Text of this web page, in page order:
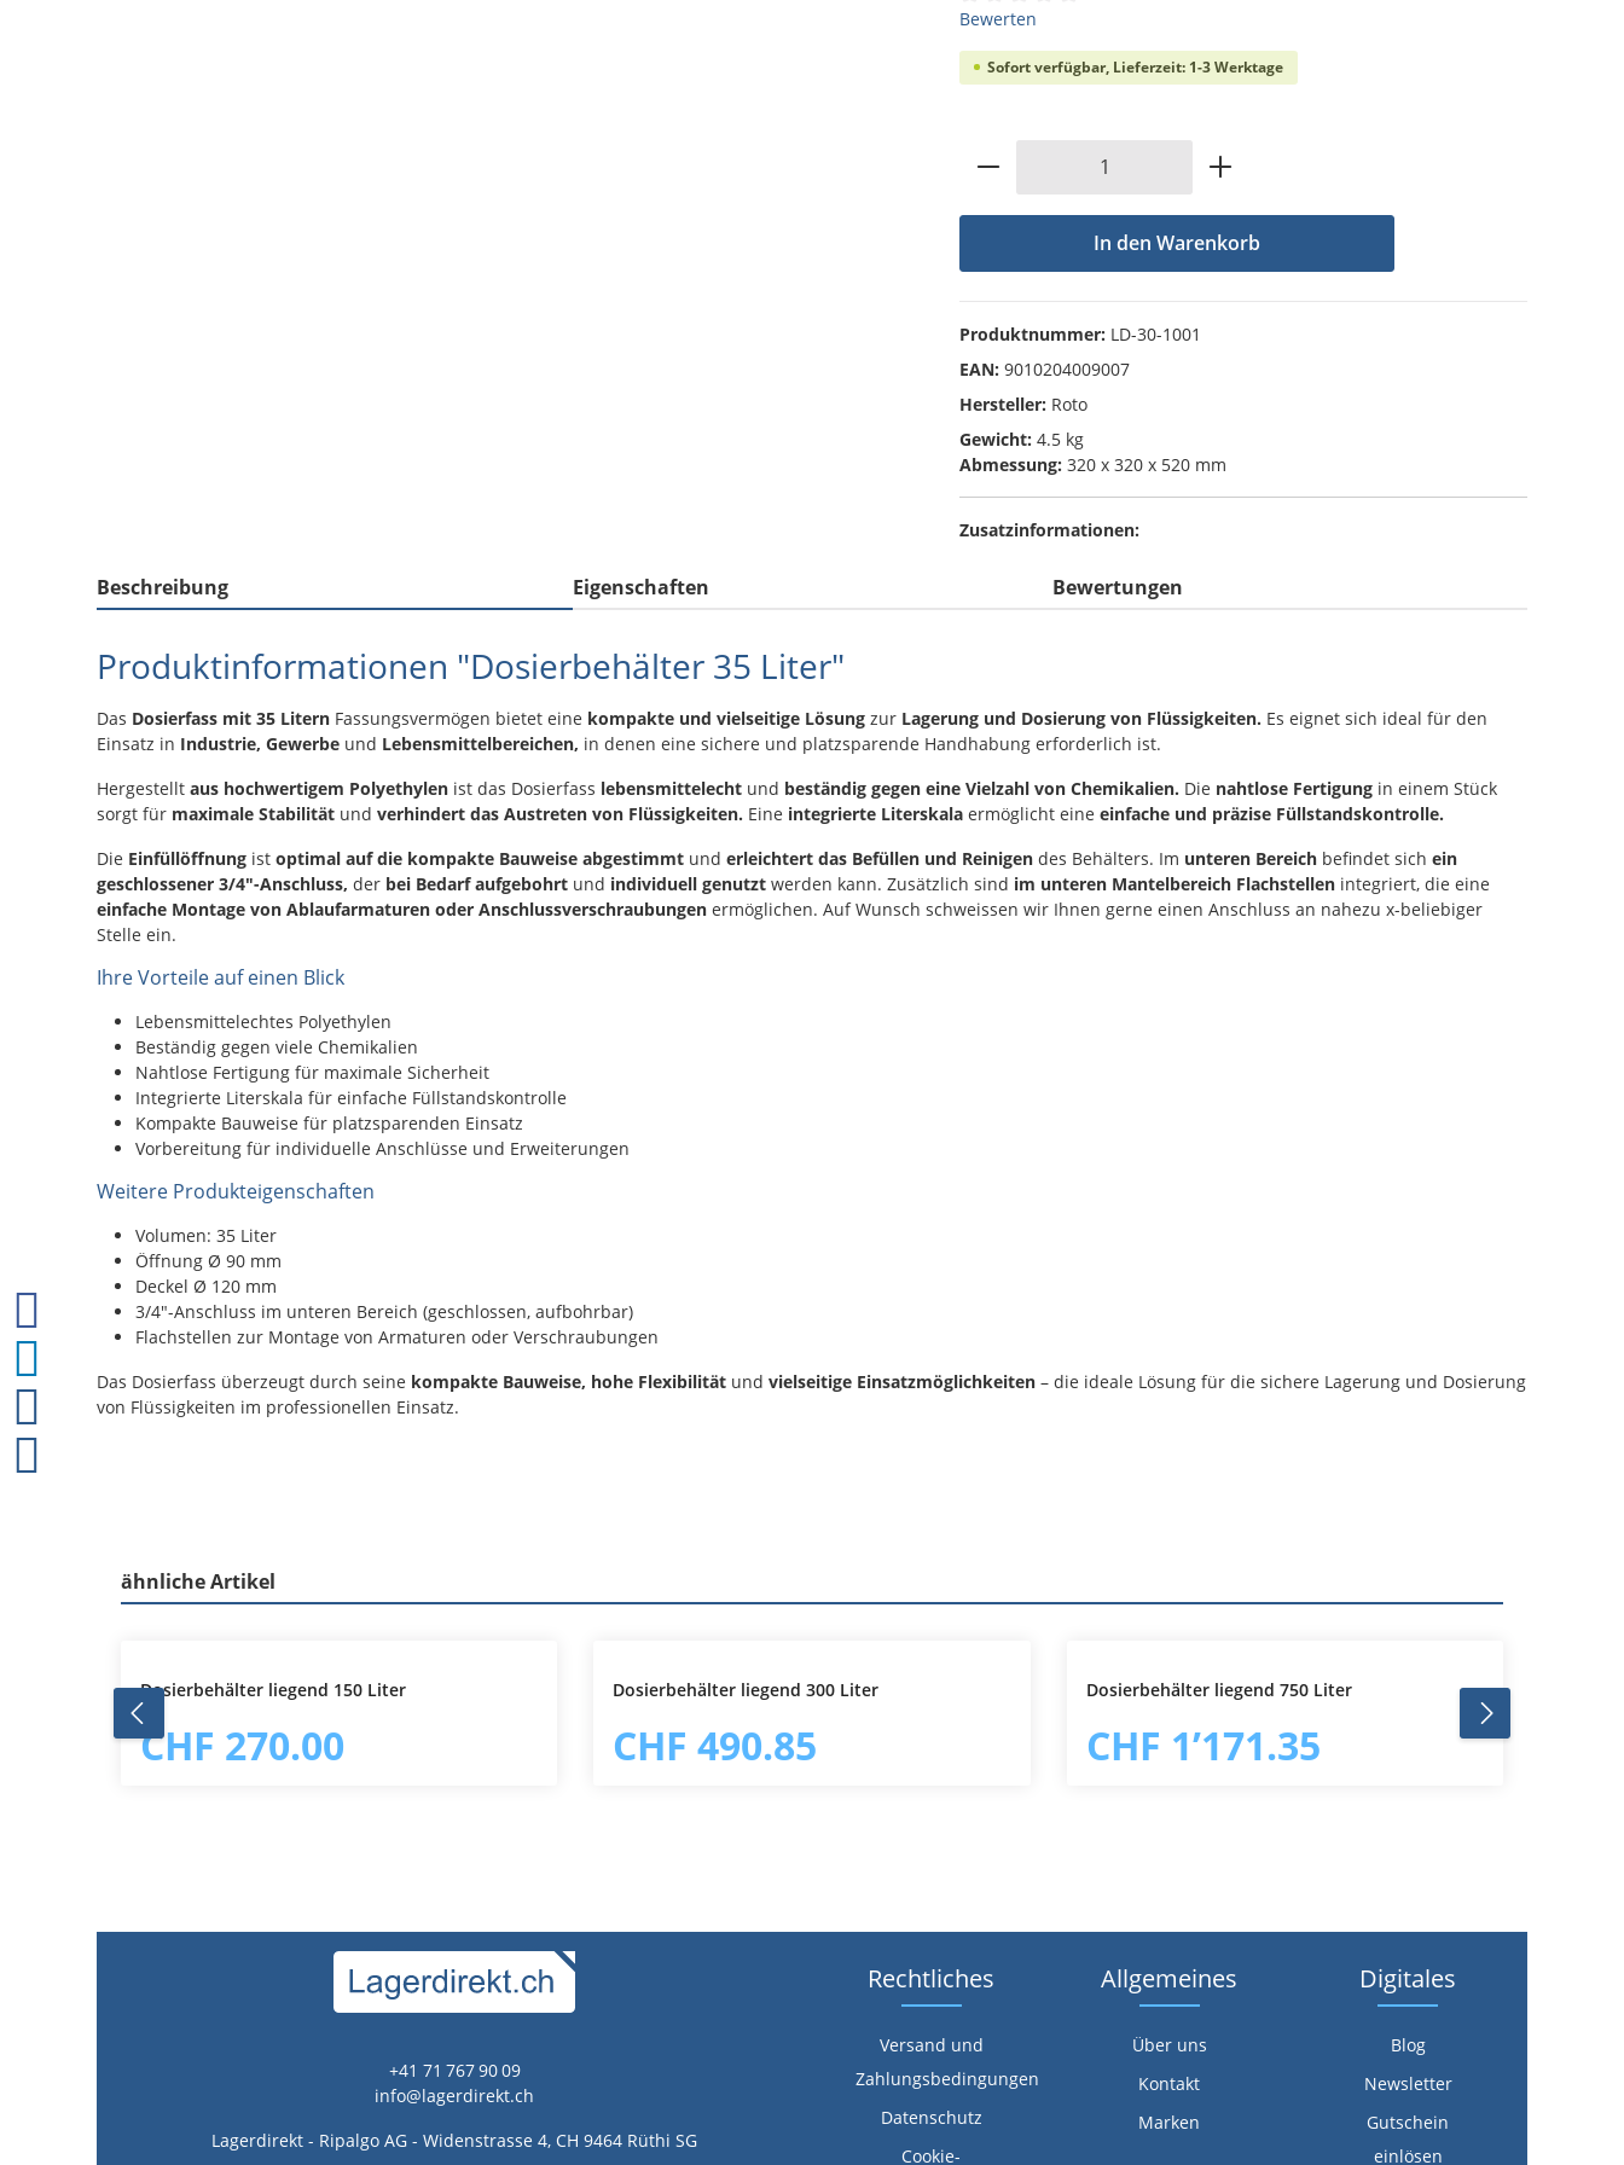
Durchschnittliche Bewertung von 0 von 5 Sternen
Bewerten
Sofort verfügbar, Lieferzeit: 1-3 Werktage
Produkt Anzahl: Gib den gewünschten Wert
In den Warenkorb
Produktnummer: LD-30-1001
EAN: 9010204009007
Hersteller: Roto
Gewicht: 4.5 kg
Abmessung: 320 x 320 x 520 mm
Zusatzinformationen:
Beschreibung Eigenschaften Bewertungen
Produktinformationen "Dosierbehälter 35 Liter"
Das Dosierfass mit 35 Litern Fassungsvermögen bietet eine kompakte und vielseitige Lösung zur Lagerung und Dosierung von Flüssigkeiten. Es eignet sich ideal für den
Einsatz in Industrie, Gewerbe und Lebensmittelbereichen, in denen eine sichere und platzsparende Handhabung erforderlich ist.
Hergestellt aus hochwertigem Polyethylen ist das Dosierfass lebensmittelecht und beständig gegen eine Vielzahl von Chemikalien. Die nahtlose Fertigung in einem Stück
sorgt für maximale Stabilität und verhindert das Austreten von Flüssigkeiten. Eine integrierte Literskala ermöglicht eine einfache und präzise Füllstandskontrolle.
Die Einfüllöffnung ist optimal auf die kompakte Bauweise abgestimmt und erleichtert das Befüllen und Reinigen des Behälters. Im unteren Bereich befindet sich ein
geschlossener 3/4"-Anschluss, der bei Bedarf aufgebohrt und individuell genutzt werden kann. Zusätzlich sind im unteren Mantelbereich Flachstellen integriert, die eine
einfache Montage von Ablaufarmaturen oder Anschlussverschraubungen ermöglichen. Auf Wunsch schweissen wir Ihnen gerne einen Anschluss an nahezu x-beliebiger
Stelle ein.
Ihre Vorteile auf einen Blick
Lebensmittelechtes Polyethylen
Beständig gegen viele Chemikalien
Nahtlose Fertigung für maximale Sicherheit
Integrierte Literskala für einfache Füllstandskontrolle
Kompakte Bauweise für platzsparenden Einsatz
Vorbereitung für individuelle Anschlüsse und Erweiterungen
Weitere Produkteigenschaften
Volumen: 35 Liter
Öffnung Ø 90 mm
Deckel Ø 120 mm
3/4"-Anschluss im unteren Bereich (geschlossen, aufbohrbar)
Flachstellen zur Montage von Armaturen oder Verschraubungen
Das Dosierfass überzeugt durch seine kompakte Bauweise, hohe Flexibilität und vielseitige Einsatzmöglichkeiten – die ideale Lösung für die sichere Lagerung und Dosierung
von Flüssigkeiten im professionellen Einsatz.
ähnliche Artikel
Dosierbehälter liegend 150 Liter
CHF 270.00
Dosierbehälter liegend 300 Liter
CHF 490.85
Dosierbehälter liegend 750 Liter
CHF 1’171.35
+41 71 767 90 09
info@lagerdirekt.ch
Lagerdirekt - Ripalgo AG - Widenstrasse 4, CH 9464 Rüthi SG
Rechtliches
Versand und
Zahlungsbedingungen
Datenschutz
Cookie-
Allgemeines
Über uns
Kontakt
Marken
Digitales
Blog
Newsletter
Gutschein
einlösen